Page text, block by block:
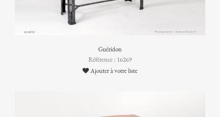
Guéridon
Référence : 16269
Ajouter à votre liste